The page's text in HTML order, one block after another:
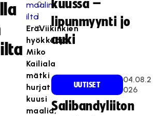
0
1
6
EräViikinkien
hyökkääjä
Miko
Kailiala
mätki
hurjat
kuusi
maalia,
kuussa –
lipunmyynti jo
auki
UUTISET
04.08.2
026
Salibandyliiton